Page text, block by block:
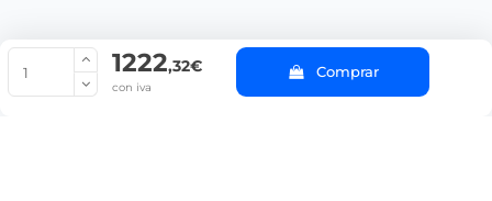
1222,32€
con iva
Comprar
© Copyright 2022 PepeBar.com |
Aviso legal y
Condiciones generales de compra |